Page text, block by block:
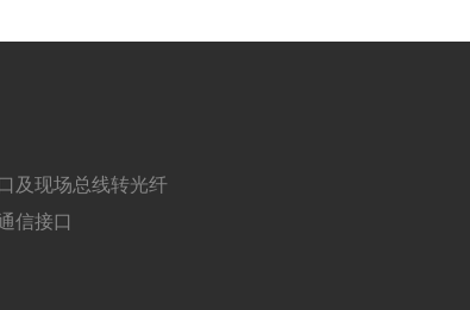
及现场总线转光纤
信接口